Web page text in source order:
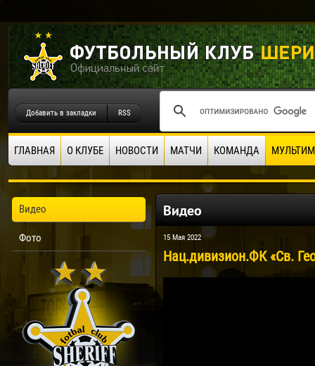
Добавить в закладки RSS
ГЛАВНАЯ О КЛУБЕ НОВОСТИ МАТЧИ КОМАНДА
Видео
Фото
Видео
15 Мая 2022
Нац.дивизион.ФК «Св.